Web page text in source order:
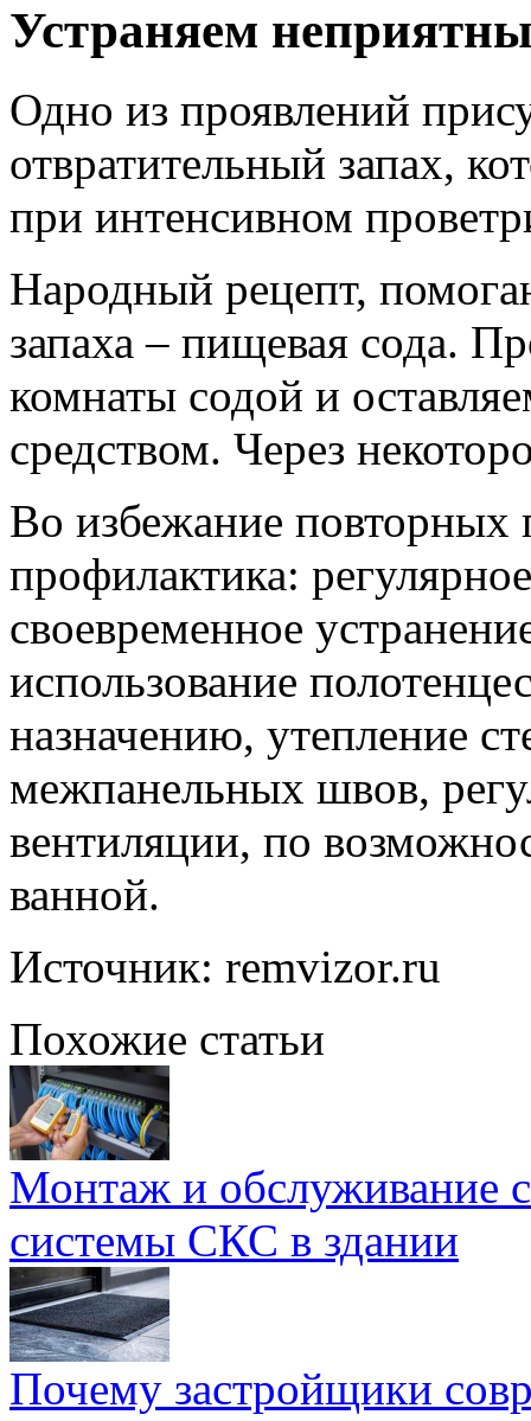
Устраняем
Одно из проявлений
отвратительный запах,
при интенсивном
Народный рецепт,
запаха – пищевая сода.
комнаты содой и
средством. Через
Во избежание повторных
профилактика:
своевременное
использование
назначению, утепление
межпанельных швов,
вентиляции, по
ванной.
Источник: remvizor.ru
Похожие статьи
Монтаж и обслуживание
системы СКС в здании
Почему застройщики